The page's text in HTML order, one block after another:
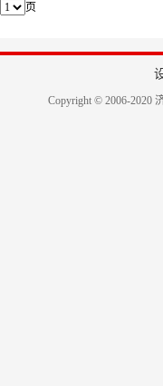
页
Copyright © 2006-2020